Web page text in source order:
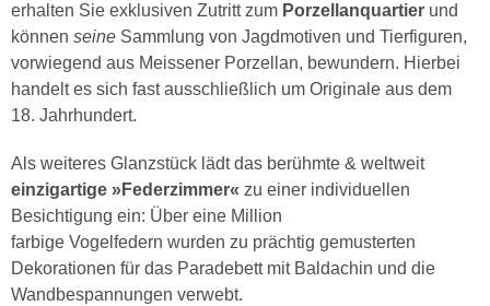
erhalten Sie exklusiven Zutritt zum Porzellanquartier und
können seine Sammlung von Jagdmotiven und Tierfiguren,
vorwiegend aus Meissener Porzellan, bewundern. Hierbei
handelt es sich fast ausschließlich um Originale aus dem
18. Jahrhundert.
Als weiteres Glanzstück lädt das berühmte & weltweit
einzigartige »Federzimmer« zu einer individuellen
Besichtigung ein: Über eine Million
farbige Vogelfedern wurden zu prächtig gemusterten
Dekorationen für das Paradebett mit Baldachin und die
Wandbespannungen verwebt.